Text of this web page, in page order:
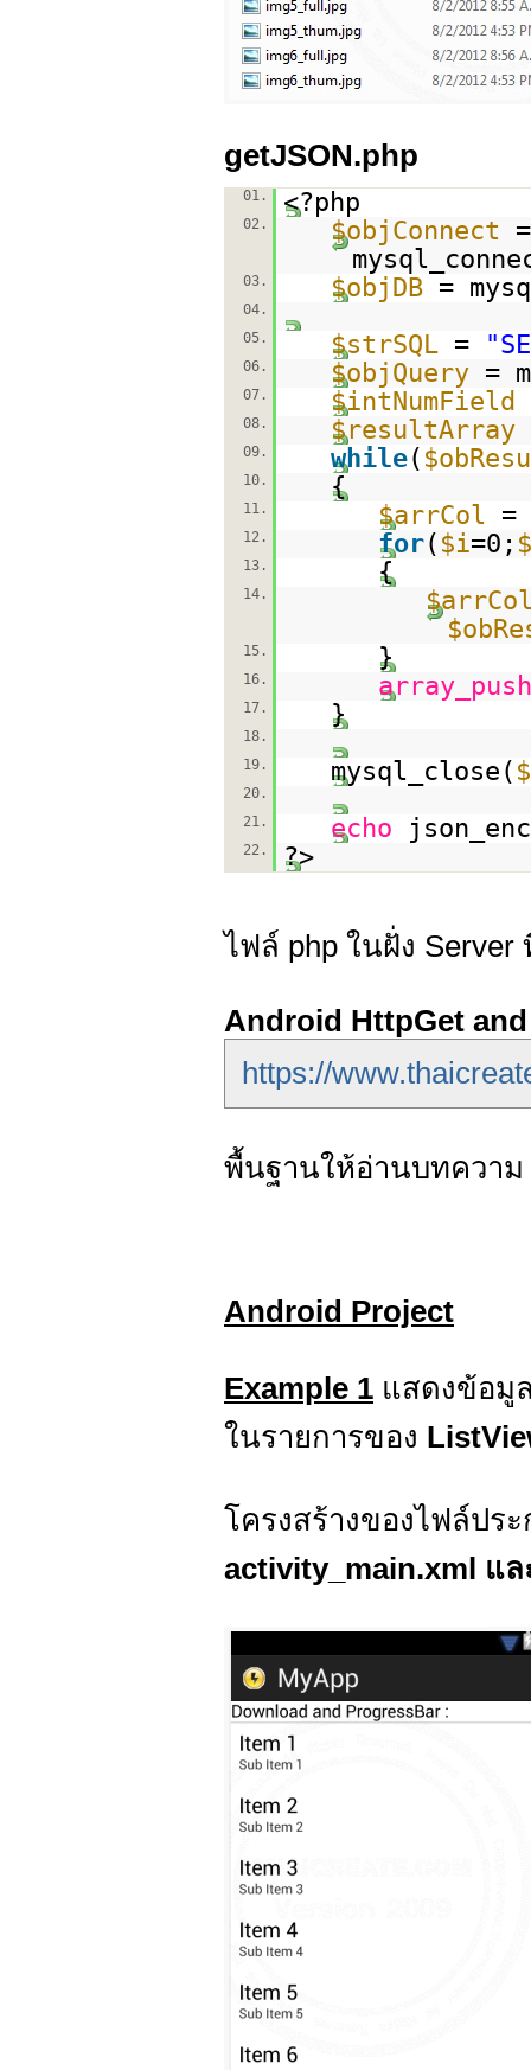
getJSON.php
01. <?php
02. $objConnect =
03. $objDB =
04.
05.
$strSQL =
06. $objQuery =
07. $intNumField
08. $resultArray
09. while(
10. {
11. $arrCol =
12. for( $i=0;
13. {
14.
15. }
16. array_push
17. }
18.
19.
mysql_close(
20.
21.
echo
22. ?>
ไฟล์ php ในฝั่ง
Android HttpGet
https://
พื้นฐานให้อ่านบทความ
Android Project
Example 1 แสดงข้อมู
ในรายการของ
โครงสร้างของไฟล์ปร
activity_main.xml แ